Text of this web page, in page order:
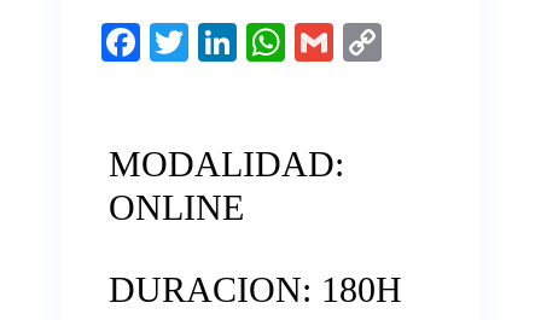
Fa
ok
T
r
Li
In
W
A
G
MODALIDAD:
ONLINE
DURACION: 180H